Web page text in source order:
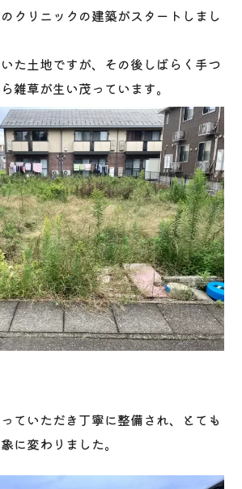
クリニックの建築がスタートしまし
た土地ですが、その後しばらく手つ
雑草が生い茂っています。
ていただき丁寧に整備され、とても
に変わりました。